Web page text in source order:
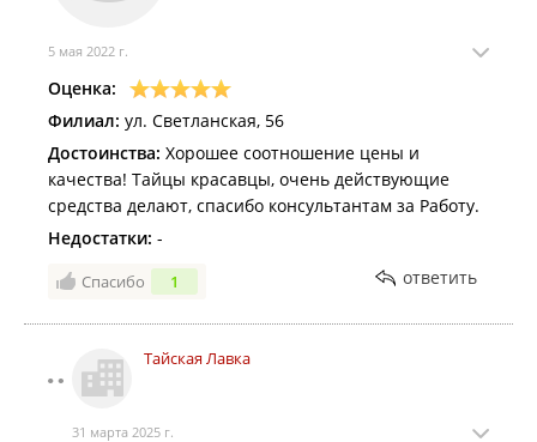
5 мая 2022 г.
Оценка:
Филиал: ул. Светланская, 56
Достоинства: Хорошее соотношение цены и
качества! Тайцы красавцы, очень действующие
средства делают, спасибо консультантам за Работу.
Недостатки: -
Спасибо 1 ответить
Тайская Лавка
31 марта 2025 г.